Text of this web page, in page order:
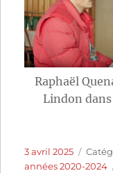
Raphaël
Lindon dans
Publié
le
3 avril 2025
années 2020-2024